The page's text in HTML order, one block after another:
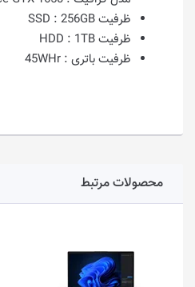
ظرفیت SSD :256GB
ظرفیت HDD :1TB
ظرفیت باتری : 45WHr
محصولات مرتبط